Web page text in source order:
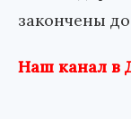
закончены
Наш канал в